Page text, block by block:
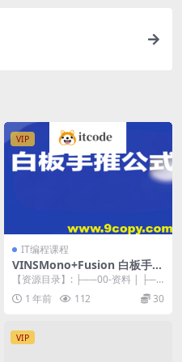
VIP
IT编程课程
VINSMono+Fusion 白板手推
公式+源码逐行精讲
【资源目录】: ├──00-资料 | ├──
VINS课件：第二章-视觉前端.pd...
1 年前 112 30
VIP